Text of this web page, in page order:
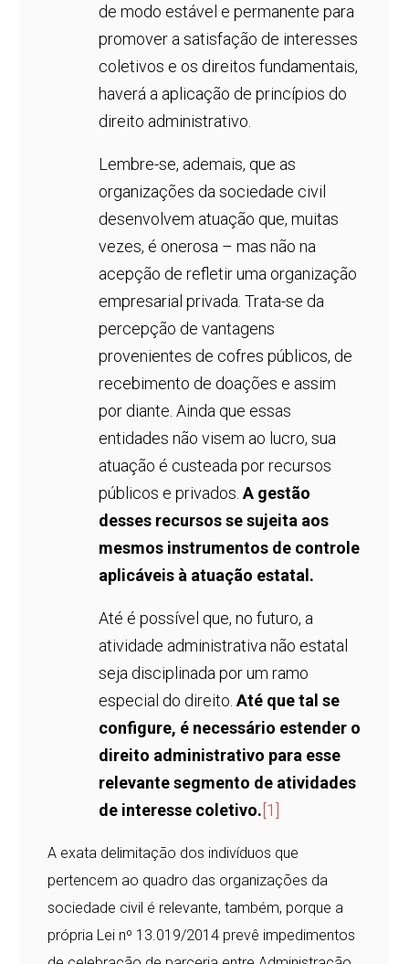
de modo estável e permanente para
promover a satisfação de interesses
coletivos e os direitos fundamentais,
haverá a aplicação de princípios do
direito administrativo.
Lembre-se, ademais, que as
organizações da sociedade civil
desenvolvem atuação que, muitas
vezes, é onerosa – mas não na
acepção de refletir uma organização
empresarial privada. Trata-se da
percepção de vantagens
provenientes de cofres públicos, de
recebimento de doações e assim
por diante. Ainda que essas
entidades não visem ao lucro, sua
atuação é custeada por recursos
públicos e privados.A gestão
desses recursos se sujeita aos
mesmos instrumentos de controle
aplicáveis à atuação estatal.
Até é possível que, no futuro, a
atividade administrativa não estatal
seja disciplinada por um ramo
especial do direito.Até que tal se
configure, é necessário estender o
direito administrativo para esse
relevante segmento de atividades
de interesse coletivo. [1]
A exata delimitação dos indivíduos que
pertencem ao quadro das organizações da
sociedade civil é relevante, também, porque a
própria Lei nº 13.019/2014 prevê impedimentos